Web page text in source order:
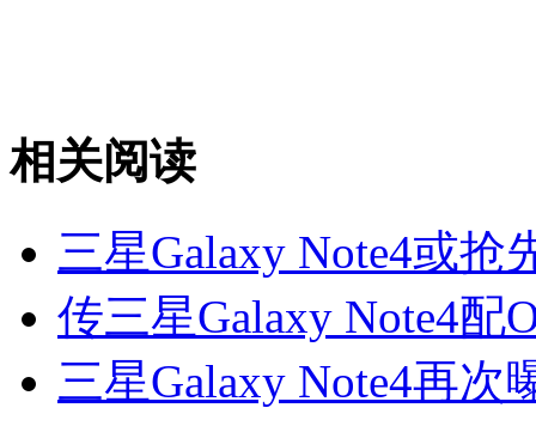
相关阅读
三星Galaxy Note4或抢
传三星Galaxy Note4配
三星Galaxy Note4再次